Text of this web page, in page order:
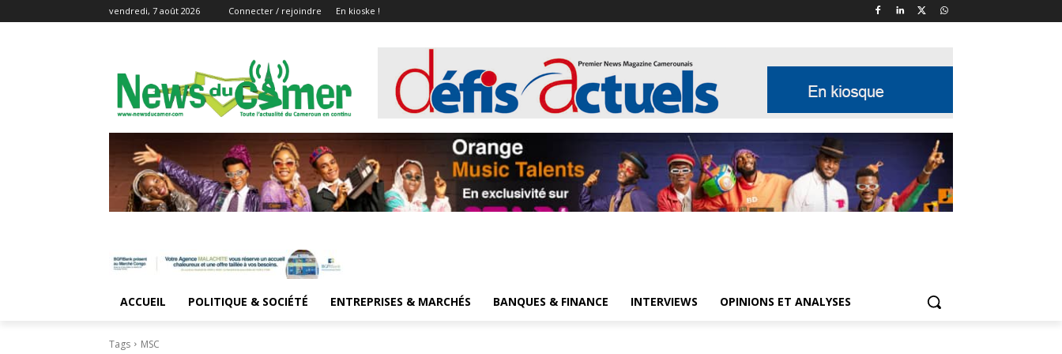
vendredi, 7 août 2026 Connecter / rejoindre En kioske !
ACCUEIL POLITIQUE & SOCIÉTÉ ENTREPRISES & MARCHÉS BANQUES & FINANCE INTERVIEWS OPINIONS ET ANALYSES
Tags MSC